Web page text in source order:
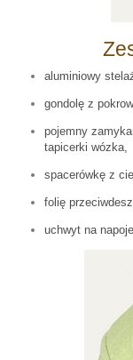
aluminiowy
gondolę z
pojemny
tapicerki wózka,
spacerówkę z
folię
uchwyt na napoje